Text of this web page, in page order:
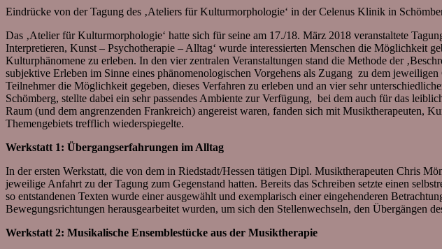
Eindrücke von der Tagung des ‚Ateliers für Kulturmorphologie‘ in der Celenus Klinik in
Das ‚Atelier für Kulturmorphologie‘ hatte sich für seine am 17./18. März 2018 veranstaltete
Interpretieren, Kunst – Psychotherapie – Alltag‘ wurde interessierten Menschen die Möglichkeit
Kulturphänomene zu erleben. In den vier zentralen Veranstaltungen stand die Methode der
subjektive Erleben im Sinne eines phänomenologischen Vorgehens als Zugang zu dem
Teilnehmer die Möglichkeit gegeben, dieses Verfahren zu erleben und an vier sehr
Schömberg, stellte dabei ein sehr passendes Ambiente zur Verfügung, bei dem auch für das
Raum (und dem angrenzenden Frankreich) angereist waren, fanden sich mit Musiktherapeuten,
Themengebiets trefflich wiederspiegelte.
Werkstatt 1: Übergangserfahrungen im Alltag
In der ersten Werkstatt, die von dem in Riedstadt/Hessen tätigen Dipl. Musiktherapeuten Chris
jeweilige Anfahrt zu der Tagung zum Gegenstand hatten. Bereits das Schreiben setzte einen
so entstandenen Texten wurde einer ausgewählt und exemplarisch einer eingehenderen
Bewegungsrichtungen herausgearbeitet wurden, um sich den Stellenwechseln, den Übergängen
Werkstatt 2: Musikalische Ensemblestücke aus der Musiktherapie